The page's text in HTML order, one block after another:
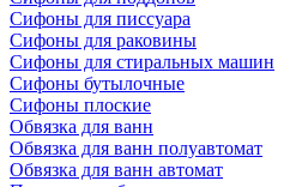
Сифoны для писсуара
Сифоны для раковины
Сифоны для стиральных машин
Сифоны бутылочные
Сифоны плоские
Обвязка для ванн
Обвязка для ванн полуавтомат
Обвязка для ванн автомат